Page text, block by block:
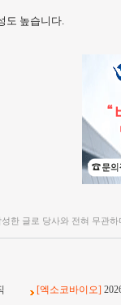
도 높습니다.
한 글로 당사와 전혀 무관
[엑소코바이오]